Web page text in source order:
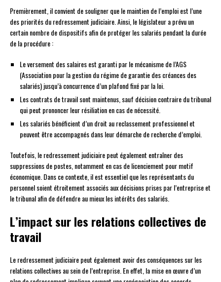
Premièrement, il convient de souligner que le maintien de l’emploi est l’une
des priorités du redressement judiciaire. Ainsi, le législateur a prévu un
certain nombre de dispositifs afin de protéger les salariés pendant la durée
de la procédure :
Le versement des salaires est garanti par le mécanisme de l’AGS
(Association pour la gestion du régime de garantie des créances des
salariés) jusqu’à concurrence d’un plafond fixé par la loi.
Les contrats de travail sont maintenus, sauf décision contraire du tribunal
qui peut prononcer leur résiliation en cas de nécessité.
Les salariés bénéficient d’un droit au reclassement professionnel et
peuvent être accompagnés dans leur démarche de recherche d’emploi.
Toutefois, le redressement judiciaire peut également entraîner des
suppressions de postes, notamment en cas de licenciement pour motif
économique. Dans ce contexte, il est essentiel que les représentants du
personnel soient étroitement associés aux décisions prises par l’entreprise et
le tribunal afin de défendre au mieux les intérêts des salariés.
L’impact sur les relations collectives de
travail
Le redressement judiciaire peut également avoir des conséquences sur les
relations collectives au sein de l’entreprise. En effet, la mise en œuvre d’un